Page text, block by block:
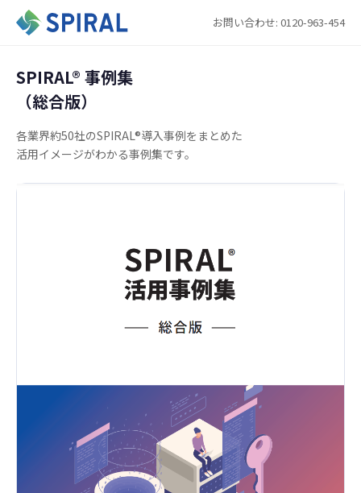
お問い合わせ: 0120-963-454
SPIRAL®︎ 事例集
（総合版）
各業界約50社のSPIRAL®導入事例をまとめた
活用イメージがわかる事例集です。